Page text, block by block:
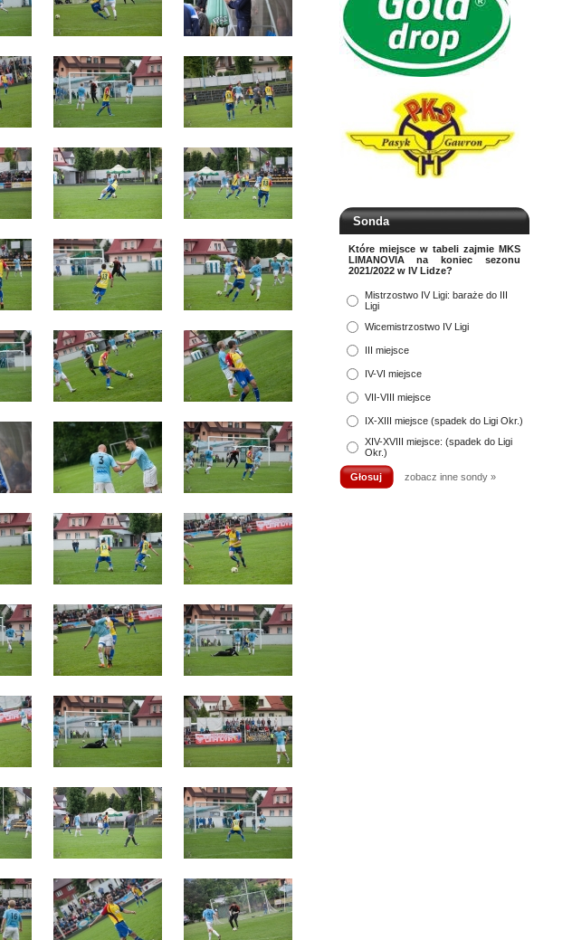
Sonda
Które miejsce w tabeli zajmie MKS
LIMANOVIA na koniec sezonu
2021/2022 w IV Lidze?
Mistrzostwo IV Ligi: baraże do III
Ligi
Wicemistrzostwo IV Ligi
III miejsce
IV-VI miejsce
VII-VIII miejsce
IX-XIII miejsce (spadek do Ligi Okr.)
XIV-XVIII miejsce: (spadek do Ligi
Okr.)
zobacz inne sondy »